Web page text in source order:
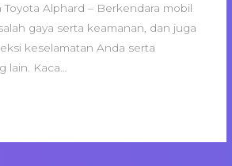
Toyota Alphard – Berkendara mobil
gaya serta keamanan, dan juga
keselamatan Anda serta
Kaca…